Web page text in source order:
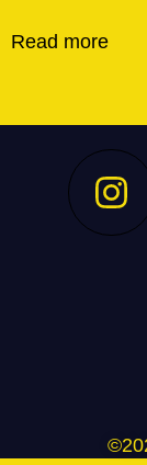
Read more